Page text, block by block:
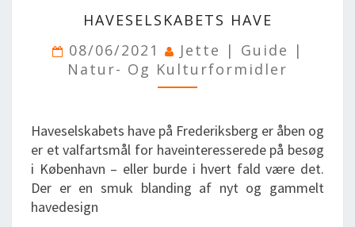
HAVE
HAVESELSKABETS HAVE
08/06/2021
Jette | Guide |
Natur- Og Kulturformidler
Haveselskabets have på Frederiksberg er åben og
er et valfartsmål for haveinteresserede på besøg
i København – eller burde i hvert fald være det.
Der er en smuk blanding af nyt og gammelt
havedesign